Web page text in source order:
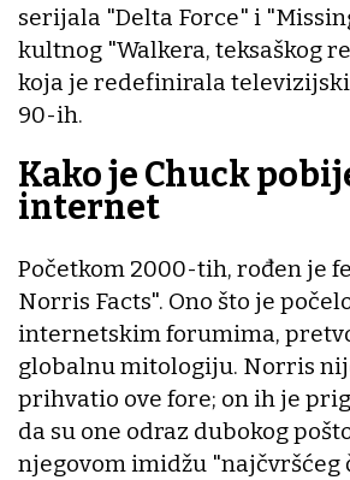
serijala "Delta Force" i
kultnog "Walkera, teksaškog
koja je redefinirala
90-ih.
Kako je Chuck
internet
Početkom 2000-tih, rođen je
Norris Facts". Ono što je
internetskim forumima,
globalnu mitologiju. Norris
prihvatio ove fore; on ih je
da su one odraz dubokog
njegovom imidžu "najčvršćeg